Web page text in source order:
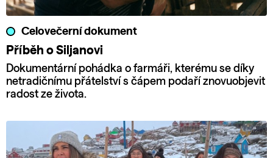
Celovečerní dokument
Příběh o Siljanovi
Dokumentární pohádka o farmáři, kterému se díky
netradičnímu přátelství s čápem podaří znovuobjevit
radost ze života.